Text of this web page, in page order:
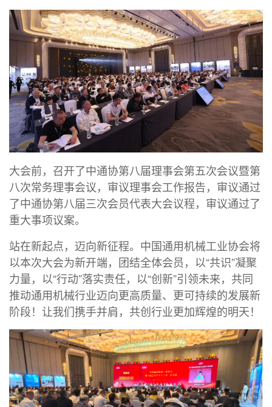
大会前，召开了中通协第八届理事会第五次会议暨第
八次常务理事会议，审议理事会工作报告，审议通过
了中通协第八届三次会员代表大会议程，审议通过了
重大事项议案。
站在新起点，迈向新征程。中国通用机械工业协会将
以本次大会为新开端，团结全体会员，以“共识”凝聚
力量，以“行动”落实责任，以“创新”引领未来，共同
推动通用机械行业迈向更高质量、更可持续的发展新
阶段！让我们携手并肩，共创行业更加辉煌的明天！